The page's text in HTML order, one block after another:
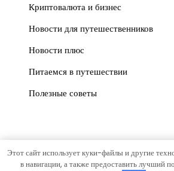
Криптовалюта и бизнес
Новости для путешественников
Новости плюс
Питаемся в путешествии
Полезные советы
Copyright © 2026gorrospis.ruТема
Этот сайт использует куки-файлы и другие
в навигации, а также предоставить лучший